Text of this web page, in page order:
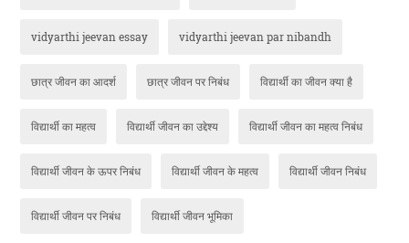
vidyarthi jeevan essay vidyarthi jeevan par nibandh
छात्र जीवन का आदर्श छात्र जीवन पर निबंध विद्यार्थी का जीवन क्या है
विद्यार्थी का महत्व विद्यार्थी जीवन का उद्देश्य विद्यार्थी जीवन का महत्व निबंध
विद्यार्थी जीवन के ऊपर निबंध विद्यार्थी जीवन के महत्व विद्यार्थी जीवन निबंध
विद्यार्थी जीवन पर निबंध विद्यार्थी जीवन भूमिका